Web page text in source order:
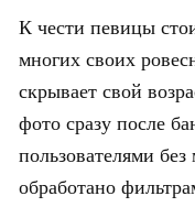
К чести певицы
многих своих
скрывает свой
фото сразу после
пользователями
обработано